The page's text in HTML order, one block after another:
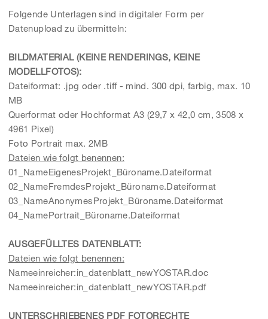
Folgende Unterlagen sind in digitaler Form per
Datenupload zu übermitteln:
BILDMATERIAL (KEINE RENDERINGS, KEINE
MODELLFOTOS):
Dateiformat: .jpg oder .tiff - mind. 300 dpi, farbig, max. 10
MB
Querformat oder Hochformat A3 (29,7 x 42,0 cm, 3508 x
4961 Pixel)
Foto Portrait max. 2MB
Dateien wie folgt benennen:
01_NameEigenesProjekt_Büroname.Dateiformat
02_NameFremdesProjekt_Büroname.Dateiformat
03_NameAnonymesProjekt_Büroname.Dateiformat
04_NamePortrait_Büroname.Dateiformat
AUSGEFÜLLTES DATENBLATT:
Dateien wie folgt benennen:
Nameeinreicher:in_datenblatt_newYOSTAR.doc
Nameeinreicher:in_datenblatt_newYOSTAR.pdf
UNTERSCHRIEBENES PDF FOTORECHTE